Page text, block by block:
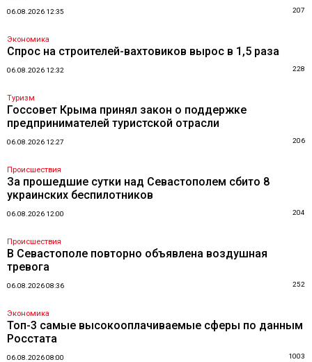
06.08.2026 12:35 207
Экономика
Спрос на строителей-вахтовиков вырос в 1,5 раза
06.08.2026 12:32 228
Туризм
Госсовет Крыма принял закон о поддержке
предпринимателей туристской отрасли
06.08.2026 12:27 206
Происшествия
За прошедшие сутки над Севастополем сбито 8
украинских беспилотников
06.08.2026 12:00 204
Происшествия
В Севастополе повторно объявлена воздушная
тревога
06.08.2026 08:36 252
Экономика
Топ-3 самые высокооплачиваемые сферы по данным
Росстата
06.08.2026 08:00 1003